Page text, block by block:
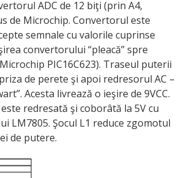
ADC de 12 biţi (prin A4,
de Microchip. Convertorul este
semnale cu valorile cuprinse
convertorului “pleacă” spre
PIC16C623). Traseul puterii
de perete şi apoi redresorul AC –
Acesta livrează o ieşire de 9VCC.
redresată şi coborâtă la 5V cu
LM7805. Şocul L1 reduce zgomotul
de putere.